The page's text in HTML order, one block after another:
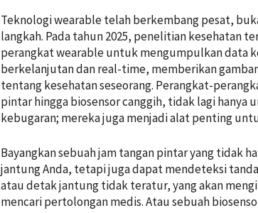
Teknologi wearable telah berkembang pesat,
langkah. Pada tahun 2025, penelitian kesehatan
perangkat wearable untuk mengumpulkan data
berkelanjutan dan real-time, memberikan
tentang kesehatan seseorang. Perangkat-
pintar hingga biosensor canggih, tidak lagi hanya
kebugaran; mereka juga menjadi alat penting
Bayangkan sebuah jam tangan pintar yang tidak
jantung Anda, tetapi juga dapat mendeteksi
atau detak jantung tidak teratur, yang akan
mencari pertolongan medis. Atau sebuah